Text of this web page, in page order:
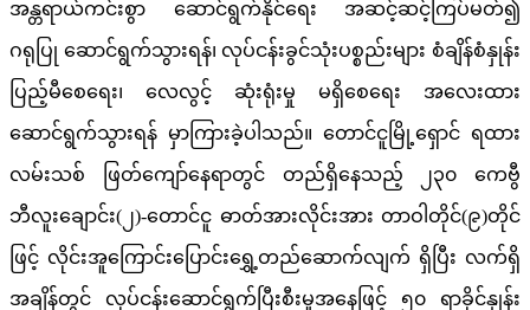
အန္တရာယ်ကင်းစွာ ဆောင်ရွက်နိုင်ရေး အဆင့်ဆင့်ကြပ်မတ်၍
ဂရုပြု ဆောင်ရွက်သွားရန်၊ လုပ်ငန်းခွင်သုံးပစ္စည်းများ စံချိန်စံနှုန်း
ပြည့်မီစေရေး၊ လေလွင့် ဆုံးရုံးမှု မရှိစေရေး အလေးထား
ဆောင်ရွက်သွားရန် မှာကြားခဲ့ပါသည်။ တောင်ငူမြို့ရှောင် ရထား
လမ်းသစ် ဖြတ်ကျော်နေရာတွင် တည်ရှိနေသည့် ၂၃၀ ကေဗွီ
ဘီလူးချောင်း(၂)-တောင်ငူ ဓာတ်အားလိုင်းအား တာဝါတိုင်(၉)တိုင်
ဖြင့် လိုင်းအူကြောင်းပြောင်းရွှေ့တည်ဆောက်လျက် ရှိပြီး လက်ရှိ
အချိန်တွင် လုပ်ငန်းဆောင်ရွက်ပြီးစီးမှုအနေဖြင့် ၅၀ ရာခိုင်နှုန်း